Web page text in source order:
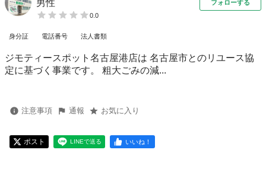
男性
0.0
フォローする
身分証 電話番号 法人書類
ジモティースポット名古屋港店は 名古屋市とのリユース協
定に基づく事業です。 粗⼤ごみの減...
注意事項 通報 お気に入り
ポスト LINEで送る いいね！